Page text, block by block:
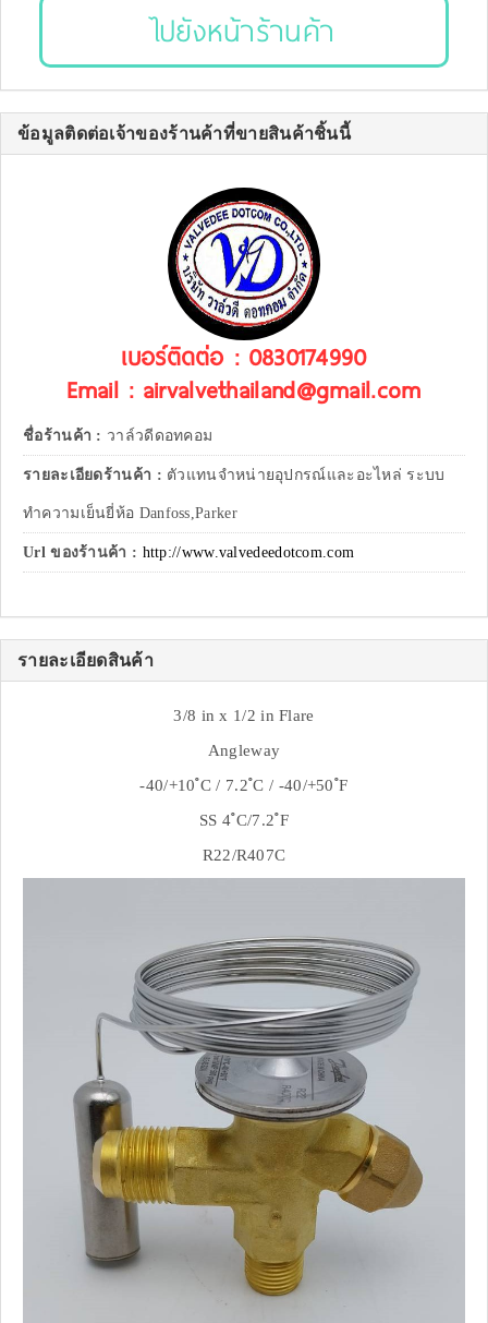
ไปยังหน้าร้านค้า
ข้อมูลติดต่อเจ้าของร้านค้าที่ขายสินค้าชิ้นนี้
เบอร์ติดต่อ : 0830174990
Email : airvalvethailand@gmail.com
ชื่อร้านค้า : วาล์วดีดอทคอม
รายละเอียดร้านค้า : ตัวแทนจำหน่ายอุปกรณ์และอะไหล่ ระบบ
ทำความเย็นยี่ห้อ Danfoss,Parker
Url ของร้านค้า : http://www.valvedeedotcom.com
รายละเอียดสินค้า
3/8 in x 1/2 in Flare
Angleway
-40/+10 ํC / 7.2 ํC / -40/+50 ํF
SS 4 ํC/7.2 ํF
R22/R407C